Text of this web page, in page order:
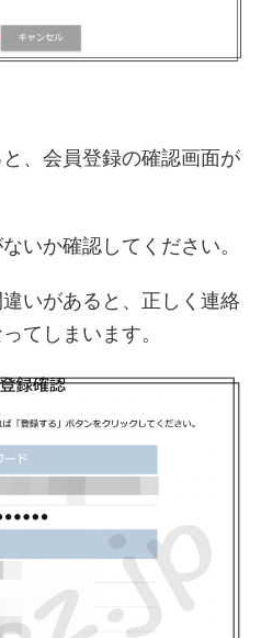
と、会員登録の確認画面が
いか確認してください。
いがあると、正しく連絡
てしまいます。